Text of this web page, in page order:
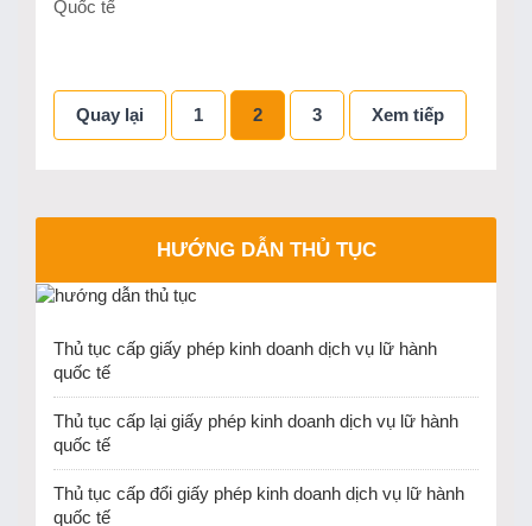
Quốc tế
Quay lại 1 2 3 Xem tiếp
HƯỚNG DẪN THỦ TỤC
Thủ tục cấp giấy phép kinh doanh dịch vụ lữ hành
quốc tế
Thủ tục cấp lại giấy phép kinh doanh dịch vụ lữ hành
quốc tế
Thủ tục cấp đổi giấy phép kinh doanh dịch vụ lữ hành
quốc tế